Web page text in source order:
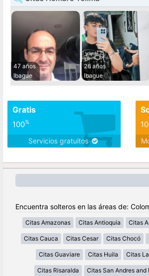
47 años
Ibague
26 años
Ibague
Gratis
100%
Servicios gratuitos
Encuentra solteros en las áreas de:
Citas Amazonas Citas Antioquia Citas
Citas Cauca Citas Cesar Citas Chocó
Citas Guaviare Citas Huila Citas
Citas Risaralda Citas San Andres and